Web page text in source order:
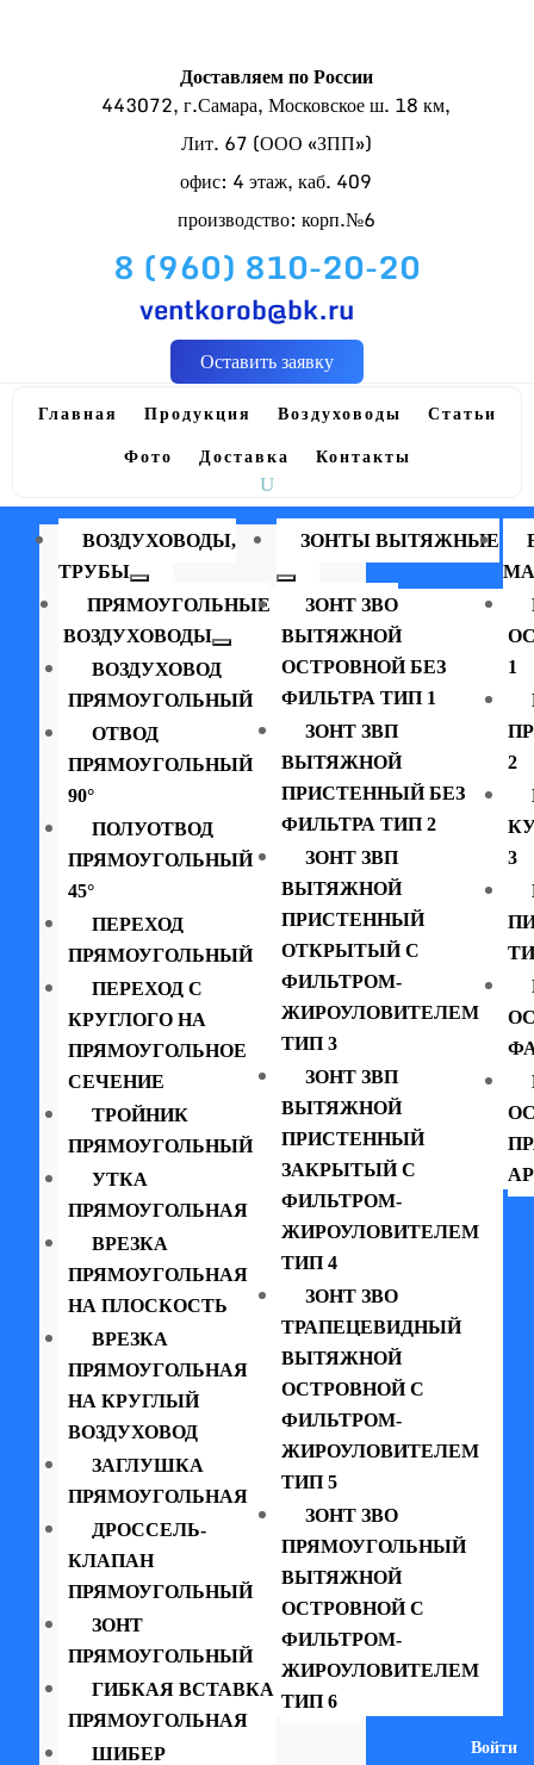
Доставляем по России
443072, г.Самара, Московское ш. 18 км,
Лит. 67 (ООО «ЗПП»)
офис: 4 этаж, каб. 409
производство: корп.№6
8 (960) 810-20-20
ventkorob@bk.ru
Оставить заявку
Главная Продукция Воздуховоды
Статьи
Фото
Доставка Контакты
ВОЗДУХОВОДЫ,
ТРУБЫ
ПРЯМОУГОЛЬНЫЕ
ВОЗДУХОВОДЫ
ВОЗДУХОВОД
ПРЯМОУГОЛЬНЫЙ
ОТВОД
ПРЯМОУГОЛЬНЫЙ
90°
ПОЛУОТВОД
ПРЯМОУГОЛЬНЫЙ
45°
ПЕРЕХОД
ПРЯМОУГОЛЬНЫЙ
ПЕРЕХОД С
КРУГЛОГО НА
ПРЯМОУГОЛЬНОЕ
СЕЧЕНИЕ
ТРОЙНИК
ПРЯМОУГОЛЬНЫЙ
УТКА
ПРЯМОУГОЛЬНАЯ
ВРЕЗКА
ПРЯМОУГОЛЬНАЯ
НА ПЛОСКОСТЬ
ВРЕЗКА
ПРЯМОУГОЛЬНАЯ
НА КРУГЛЫЙ
ВОЗДУХОВОД
ЗАГЛУШКА
ПРЯМОУГОЛЬНАЯ
ДРОССЕЛЬ-
КЛАПАН
ПРЯМОУГОЛЬНЫЙ
ЗОНТ
ПРЯМОУГОЛЬНЫЙ
ГИБКАЯ ВСТАВКА
ПРЯМОУГОЛЬНАЯ
ШИБЕР
ЗОНТЫ ВЫТЯЖНЫЕ
ЗОНТ ЗВО
ВЫТЯЖНОЙ
ОСТРОВНОЙ БЕЗ
ФИЛЬТРА ТИП 1
ЗОНТ ЗВП
ВЫТЯЖНОЙ
ПРИСТЕННЫЙ БЕЗ
ФИЛЬТРА ТИП 2
ЗОНТ ЗВП
ВЫТЯЖНОЙ
ПРИСТЕННЫЙ
ОТКРЫТЫЙ С
ФИЛЬТРОМ-
ЖИРОУЛОВИТЕЛЕМ
ТИП 3
ЗОНТ ЗВП
ВЫТЯЖНОЙ
ПРИСТЕННЫЙ
ЗАКРЫТЫЙ С
ФИЛЬТРОМ-
ЖИРОУЛОВИТЕЛЕМ
ТИП 4
ЗОНТ ЗВО
ТРАПЕЦЕВИДНЫЙ
ВЫТЯЖНОЙ
ОСТРОВНОЙ С
ФИЛЬТРОМ-
ЖИРОУЛОВИТЕЛЕМ
ТИП 5
ЗОНТ ЗВО
ПРЯМОУГОЛЬНЫЙ
ВЫТЯЖНОЙ
ОСТРОВНОЙ С
ФИЛЬТРОМ-
ЖИРОУЛОВИТЕЛЕМ
ТИП 6
1
2
3
Войти